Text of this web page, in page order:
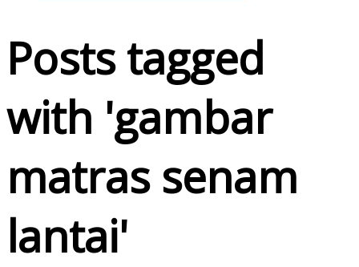
Posts tagged
with 'gambar
matras senam
lantai'